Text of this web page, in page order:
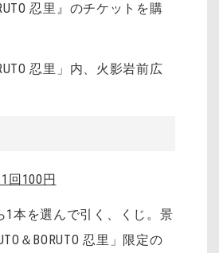
忍里』のチケットを購
忍里」内、火影岩前広
回100円
1本を選んで引く、くじ。景
＆BORUTO 忍里」限定の